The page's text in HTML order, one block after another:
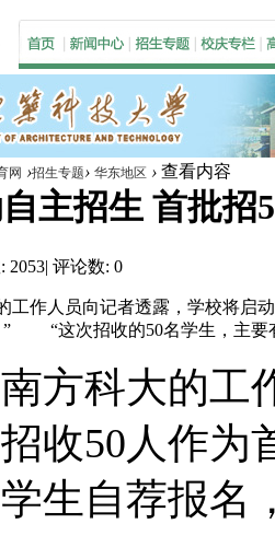
网 ›招生专题› 华东地区 › 查看内容
主招生 首批招
2053| 评论数: 0
人员向记者透露，学校将启动
” “这次招收的50名学生，主要
科大的工
收50人作为
生自荐报名